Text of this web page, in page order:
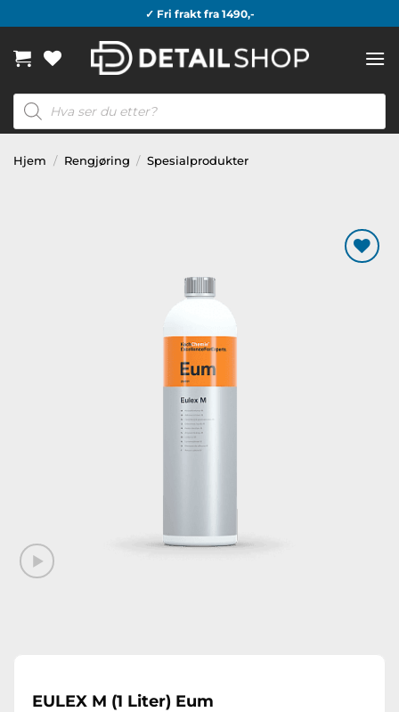
to
content
✓ Fri frakt fra 1490,-
Products
search
Hjem / Rengjøring / Spesialprodukter
EULEX M (1 Liter) Eum